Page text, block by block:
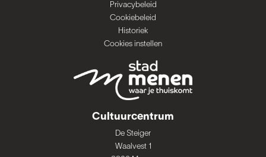
Privacybeleid
Cookiebeleid
Historiek
Cookies instellen
Cultuurcentrum
De Steiger
Waalvest 1